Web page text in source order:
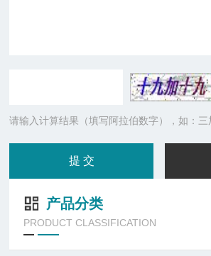
请输入计算结果（填写阿拉伯数字），如：三
产品分类
PRODUCT CLASSIFICATION